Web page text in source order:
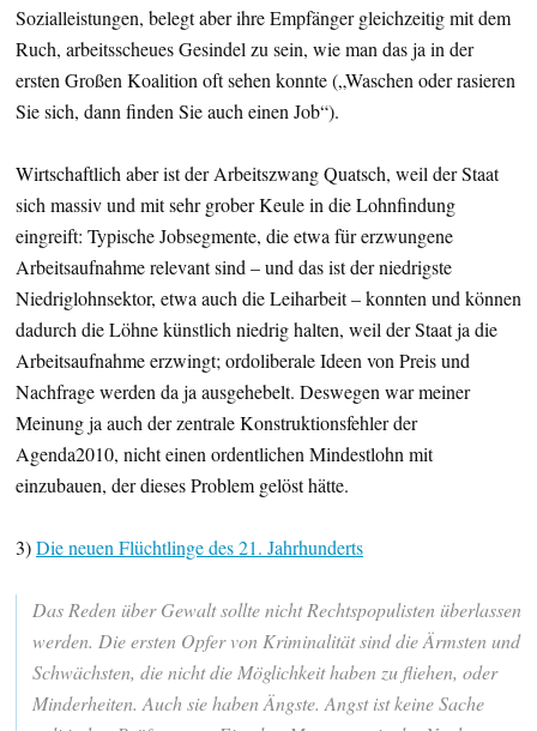
Sozialleistungen, belegt aber ihre Empfänger gleichzeitig mit dem
Ruch, arbeitsscheues Gesindel zu sein, wie man das ja in der
ersten Großen Koalition oft sehen konnte („Waschen oder rasieren
Sie sich, dann finden Sie auch einen Job“).
Wirtschaftlich aber ist der Arbeitszwang Quatsch, weil der Staat
sich massiv und mit sehr grober Keule in die Lohnfindung
eingreift: Typische Jobsegmente, die etwa für erzwungene
Arbeitsaufnahme relevant sind – und das ist der niedrigste
Niedriglohnsektor, etwa auch die Leiharbeit – konnten und können
dadurch die Löhne künstlich niedrig halten, weil der Staat ja die
Arbeitsaufnahme erzwingt; ordoliberale Ideen von Preis und
Nachfrage werden da ja ausgehebelt. Deswegen war meiner
Meinung ja auch der zentrale Konstruktionsfehler der
Agenda2010, nicht einen ordentlichen Mindestlohn mit
einzubauen, der dieses Problem gelöst hätte.
3)Die neuen Flüchtlinge des 21. Jahrhunderts
Das Reden über Gewalt sollte nicht Rechtspopulisten überlassen
werden. Die ersten Opfer von Kriminalität sind die Ärmsten und
Schwächsten, die nicht die Möglichkeit haben zu fliehen, oder
Minderheiten. Auch sie haben Ängste. Angst ist keine Sache